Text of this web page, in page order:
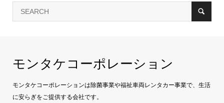
モンタケコーポレーション
モンタケコーポレーションは除菌事業や福祉車両レンタカー事業で、生活
に安らぎをご提供する会社です。